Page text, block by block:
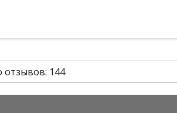
ради любимого спрея для волос с
узнала этикетку и конечно же
что нужно точно брать! Теперь не
пока не перепробую всё что есть
отзывов: 144